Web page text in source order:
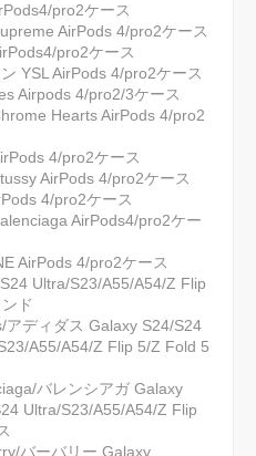
pro2ケース
AirPods 4/pro2ケース
pro2ケース
YSL AirPods 4/pro2ケース
Airpods 4/pro2/3ケース
Hearts AirPods 4/pro2
4/pro2ケース
AirPods 4/pro2ケース
4/pro2ケース
AirPods4/pro2ケー
AirPods 4/pro2ケース
Ultra/S23/A55/A54/Z Flip
ド
アディダス Galaxy S24/S24
A55/A54/Z Flip 5/Z Fold 5
バレンシアガ Galaxy
Ultra/S23/A55/A54/Z Flip
バーバリー Galaxy